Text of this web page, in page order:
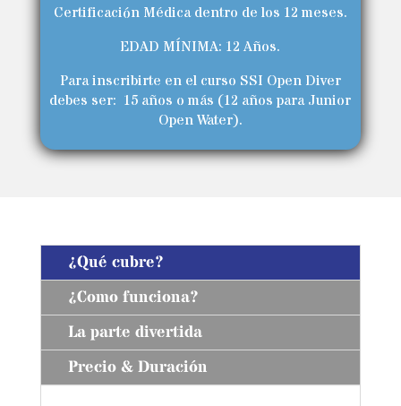
Certificación Médica dentro de los 12 meses.
EDAD MÍNIMA: 12 Años.
Para inscribirte en el curso SSI Open Diver
debes ser: 15 años o más (12 años para Junior
Open Water).
¿Qué cubre?
¿Como funciona?
La parte divertida
Precio & Duración